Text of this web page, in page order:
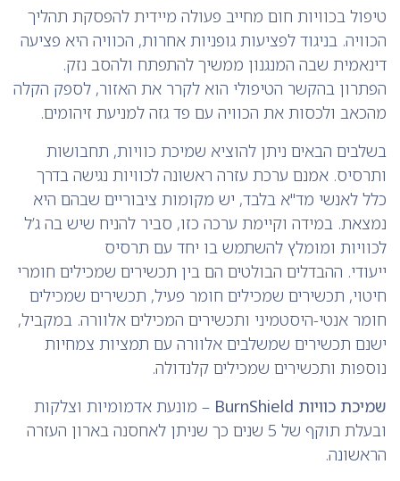
טיפול בכוויות חום מחייב פעולה מיידית להפסקת תהליך
הכוויה. בניגוד לפציעות גופניות אחרות, הכוויה היא פציעה
דינאמית שבה המנגנון ממשיך להתפתח ולהסב נזק.
הפתרון בהקשר הטיפולי הוא לקרר את האזור, לספק הקלה
מהכאב ולכסות את הכוויה עם פד גזה למניעת זיהומים.
בשלבים הבאים ניתן להוציא שמיכת כוויות, תחבושות
ותרסיס. אמנם ערכת עזרה ראשונה לכוויות נגישה בדרך
כלל לאנשי מד"א בלבד, יש מקומות ציבוריים שבהם היא
נמצאת. במידה וקיימת ערכה כזו, סביר להניח שיש בה ג’ל
לכוויות ומומלץ להשתמש בו יחד עם תרסיס
ייעודי. ההבדלים הבולטים הם בין תכשירים שמכילים חומרי
חיטוי, תכשירים שמכילים חומר פעיל, תכשירים שמכילים
חומר אנטי-היסטמיני ותכשירים המכילים אלוורה. במקביל,
ישנם תכשירים שמשלבים אלוורה עם תמציות צמחיות
נוספות ותכשירים שמכילים קלנדולה.
שמיכת כוויות BurnShield
– מונעת אדמומיות וצלקות
ובעלת תוקף של 5 שנים כך שניתן לאחסנה בארון העזרה
הראשונה.